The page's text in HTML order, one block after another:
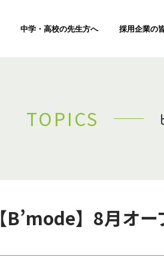
中学・高校の先生方へ 採用企業の
TOPICS
【B’mode】8月オ